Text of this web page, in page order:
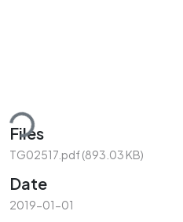
Files
TG02517.pdf(893.03 KB)
Date
2019-01-01